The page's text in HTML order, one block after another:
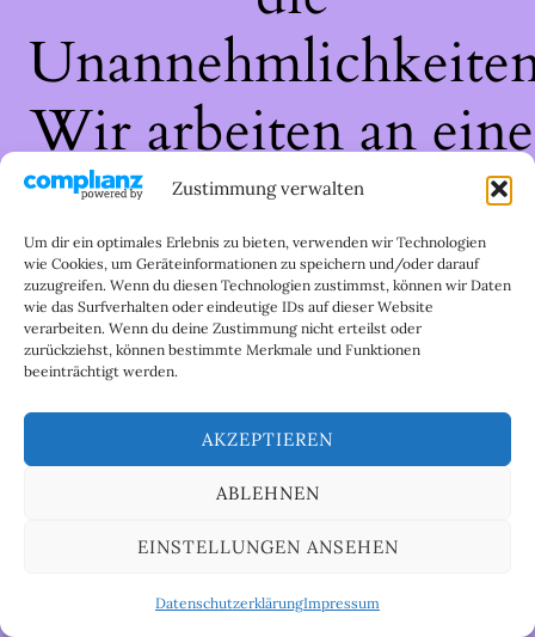
Zustimmung verwalten
Um dir ein optimales Erlebnis zu bieten, verwenden wir Technologien
wie Cookies, um Geräteinformationen zu speichern und/oder darauf
zuzugreifen. Wenn du diesen Technologien zustimmst, können wir Daten
wie das Surfverhalten oder eindeutige IDs auf dieser Website
verarbeiten. Wenn du deine Zustimmung nicht erteilst oder
zurückziehst, können bestimmte Merkmale und Funktionen
beeinträchtigt werden.
AKZEPTIEREN
ABLEHNEN
EINSTELLUNGEN ANSEHEN
DatenschutzerklärungImpressum
Wir arbeiten an
großartigen Sache
schau bald wieder
vorbei!